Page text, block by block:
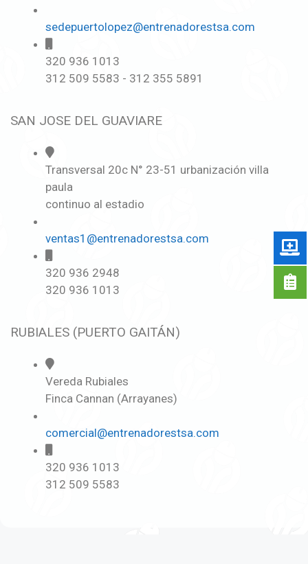
sedepuertolopez@entrenadorestsa.com
320 936 1013
312 509 5583 - 312 355 5891
SAN JOSE DEL GUAVIARE
Transversal 20c N° 23-51 urbanización villa
paula
continuo al estadio
ventas1@entrenadorestsa.com
320 936 2948
320 936 1013
RUBIALES (PUERTO GAITÁN)
Vereda Rubiales
Finca Cannan (Arrayanes)
comercial@entrenadorestsa.com
320 936 1013
312 509 5583